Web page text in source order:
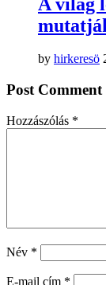
by hirkeresö
Post Comment
Hozzászólás *
Név *
E-mail cím *